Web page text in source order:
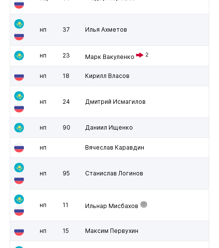
нп 37 Илья Ахметов
нп 23 Марк Вакуленко 2
нп 18 Кирилл Власов
нп 24 Дмитрий Исмагилов
нп 90 Даниил Ищенко
нп Вячеслав Каравдин
нп 95 Станислав Логинов
нп 11 Ильнар Мисбахов
нп 15 Максим Первухин